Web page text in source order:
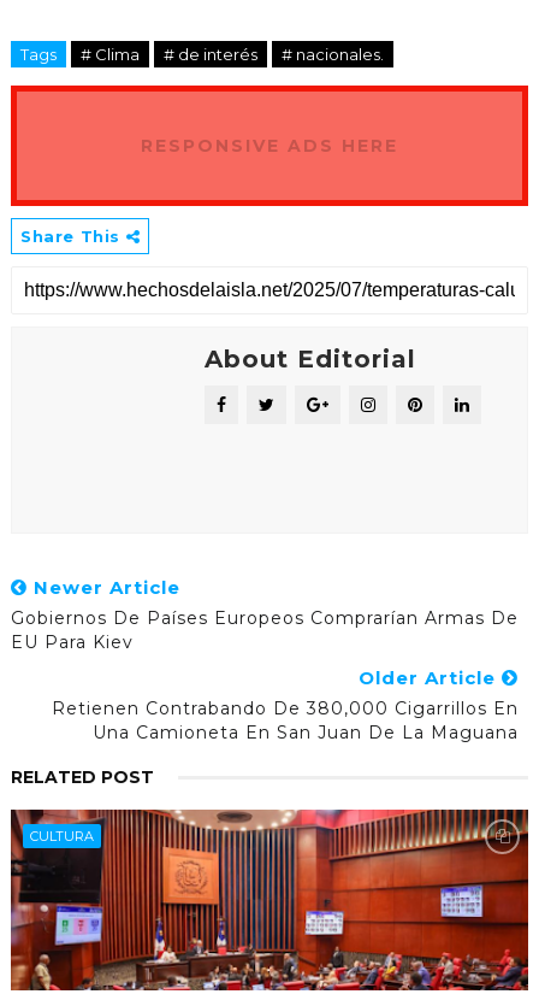
Tags # Clima # de interés # nacionales.
RESPONSIVE ADS HERE
Share This
About Editorial
Newer Article
Gobiernos De Países Europeos Comprarían Armas De
EU Para Kiev
Older Article
Retienen Contrabando De 380,000 Cigarrillos En
Una Camioneta En San Juan De La Maguana
RELATED POST
CULTURA